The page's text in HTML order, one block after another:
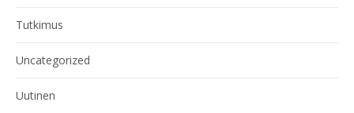
Tutkimus
Uncategorized
Uutinen